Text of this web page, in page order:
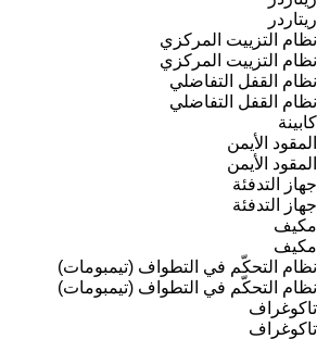
ريتاردر
نظام التزييت المركزي
نظام التزييت المركزي
نظام القفل التفاضلي
نظام القفل التفاضلي
كابينة
المقود الأيمن
المقود الأيمن
جهاز التدفئة
جهاز التدفئة
مكيف
مكيف
نظام التحكّم في التطواف (تيمبومات)
نظام التحكّم في التطواف (تيمبومات)
تاكوغراف
تاكوغراف